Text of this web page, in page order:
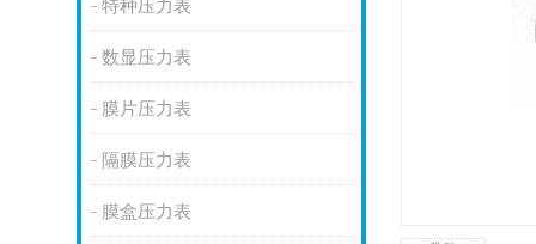
特种压力表
数显压力表
膜片压力表
隔膜压力表
膜盒压力表